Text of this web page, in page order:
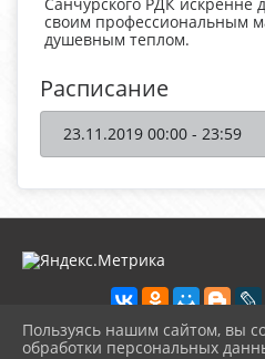
Санчурского РДК искренне
своим профессиональным
душевным теплом.
Расписание
23.11.2019 00:00 - 23:59
Пользуясь нашим сайтом, вы
обработки персональных